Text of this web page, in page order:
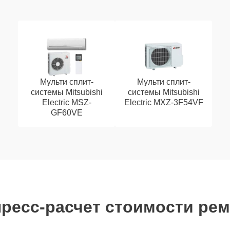
Мульти сплит-
системы Mitsubishi
Electric MSZ-
GF60VE
Мульти сплит-
системы Mitsubishi
Electric MXZ-3F54VF
расчет стоимости